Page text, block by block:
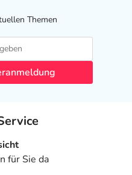
Themen
für Sie da